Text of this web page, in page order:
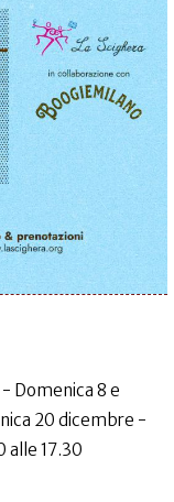
Domenica 8 e
20 dicembre -
alle 17.30